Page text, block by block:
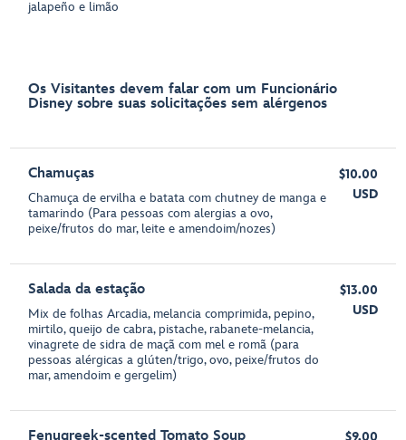
jalapeño e limão
Os Visitantes devem falar com um Funcionário
Disney sobre suas solicitações sem alérgenos
Chamuças
Chamuça de ervilha e batata com chutney de manga e
tamarindo (Para pessoas com alergias a ovo,
peixe/frutos do mar, leite e amendoim/nozes)
$10.00
USD
Salada da estação
Mix de folhas Arcadia, melancia comprimida, pepino,
mirtilo, queijo de cabra, pistache, rabanete-melancia,
vinagrete de sidra de maçã com mel e romã (para
pessoas alérgicas a glúten/trigo, ovo, peixe/frutos do
mar, amendoim e gergelim)
$13.00
USD
Fenugreek-scented Tomato Soup
$9.00